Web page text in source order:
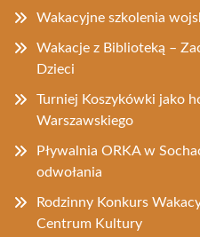
Wakacyjne szkolenia
Wakacje z Biblioteką –
Dzieci
Turniej Koszykówki jako
Warszawskiego
Pływalnia ORKA w
odwołania
Rodzinny Konkurs
Centrum Kultury